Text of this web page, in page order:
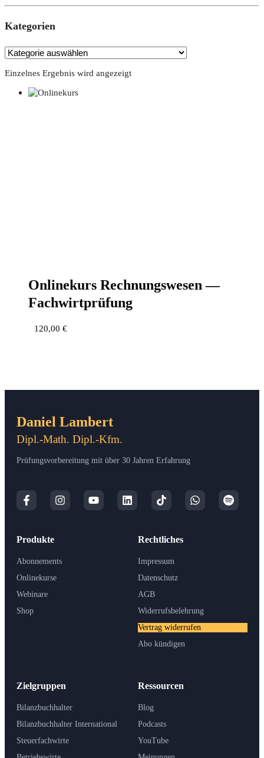
Kate­go­rien
Einzelnes Ergebnis wird angezeigt
Online­kurs Rech­nungs­we­sen —
Fachwirtprüfung
120,00 €
Daniel Lambert
Dipl.-Math. Dipl.-Kfm.
Prüfungsvorbereitung mit über 30 Jahren Erfahrung
Produkte
Abonnements
Onlinekurse
Webinare
Shop
Zielgruppen
Bilanzbuchhalter
Bilanzbuchhalter International
Steuerfachwirte
Ressourcen
Blog
Podcasts
YouTube
Rechtliches
Impressum
Datenschutz
AGB
Widerrufsbelehrung
Vertrag widerrufen
Abo kündigen